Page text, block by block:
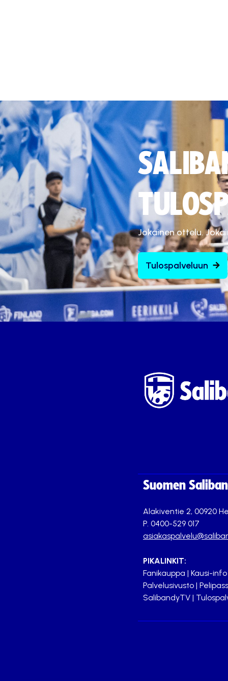
Jokainen ottelu.
Tulospalveluun
Suomen
Alakiventie 2, 00920
P. 0400-529 017
PIKALINKIT:
Fanikauppa | Kausi-info
Palvelusivusto |
SalibandyTV |